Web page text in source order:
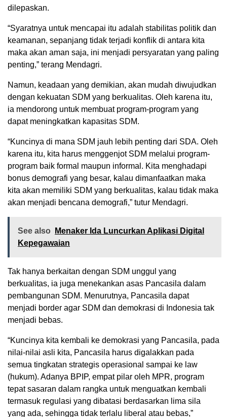
dilepaskan.
“Syaratnya untuk mencapai itu adalah stabilitas politik dan
keamanan, sepanjang tidak terjadi konflik di antara kita
maka akan aman saja, ini menjadi persyaratan yang paling
penting,” terang Mendagri.
Namun, keadaan yang demikian, akan mudah diwujudkan
dengan kekuatan SDM yang berkualitas. Oleh karena itu,
ia mendorong untuk membuat program-program yang
dapat meningkatkan kapasitas SDM.
“Kuncinya di mana SDM jauh lebih penting dari SDA. Oleh
karena itu, kita harus menggenjot SDM melalui program-
program baik formal maupun informal. Kita menghadapi
bonus demografi yang besar, kalau dimanfaatkan maka
kita akan memiliki SDM yang berkualitas, kalau tidak maka
akan menjadi bencana demografi,” tutur Mendagri.
See also
Menaker Ida Luncurkan Aplikasi Digital
Kepegawaian
Tak hanya berkaitan dengan SDM unggul yang
berkualitas, ia juga menekankan asas Pancasila dalam
pembangunan SDM. Menurutnya, Pancasila dapat
menjadi border agar SDM dan demokrasi di Indonesia tak
menjadi bebas.
“Kuncinya kita kembali ke demokrasi yang Pancasila, pada
nilai-nilai asli kita, Pancasila harus digalakkan pada
semua tingkatan strategis operasional sampai ke law
(hukum). Adanya BPIP, empat pilar oleh MPR, program
tepat sasaran dalam rangka untuk menguatkan kembali
termasuk regulasi yang dibatasi berdasarkan lima sila
yang ada, sehingga tidak terlalu liberal atau bebas,”